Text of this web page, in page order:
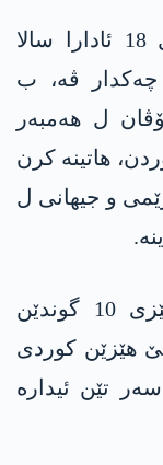
ژ دەما کۆنترۆل کرنا عەفرینێ ل 18 ئادارا سالا
چەکدار ڤە، ب
ل ھەمبەر
ھاتینە کرن
و جیھانی ل
ژ سه‌رجه‌ما گوندێن عه‌فرینێ، نێزی 10 گوندێن
هێزێن كوردی
تێن ئیداره‌